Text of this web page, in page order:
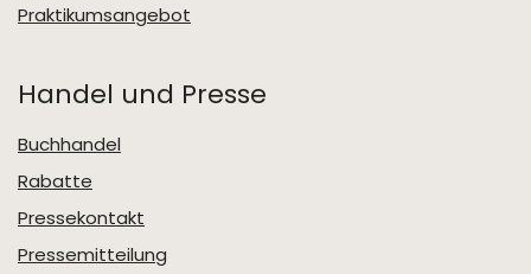
Praktikumsangebot
Handel und Presse
Buchhandel
Rabatte
Pressekontakt
Pressemitteilung